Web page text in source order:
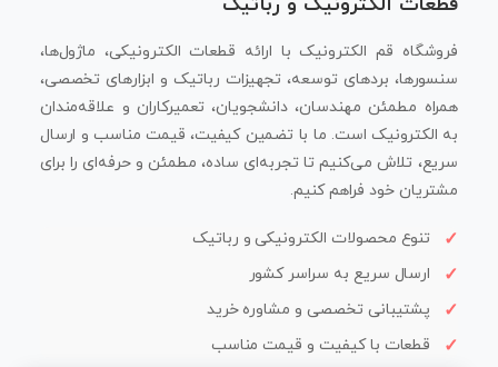
فروشگاه قم الکترونیک با ارائه قطعات الکترونیکی، ماژول‌ها،
سنسورها، بردهای توسعه، تجهیزات رباتیک و ابزارهای تخصصی،
همراه مطمئن مهندسان، دانشجویان، تعمیرکاران و علاقه‌مندان
به الکترونیک است. ما با تضمین کیفیت، قیمت مناسب و ارسال
سریع، تلاش می‌کنیم تا تجربه‌ای ساده، مطمئن و حرفه‌ای را برای
مشتریان خود فراهم کنیم.
تنوع محصولات الکترونیکی و رباتیک
ارسال سریع به سراسر کشور
پشتیبانی تخصصی و مشاوره خرید
قطعات با کیفیت و قیمت مناسب